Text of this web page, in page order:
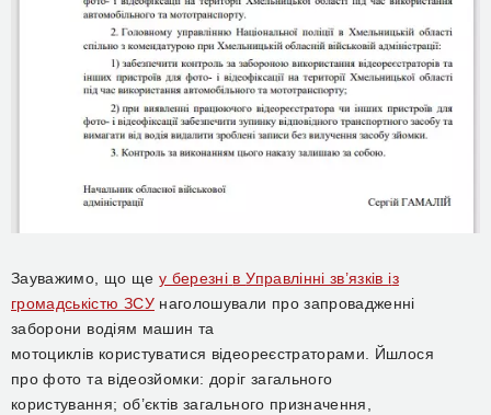
Зауважимо, що ще у березні вУправлінні зв’язків із
громадськістю ЗСУ наголошували про запровадженні
заборони водіям машин та
мотоциклів користуватися відеореєстраторами. Йшлося
профото та відеозйомки: доріг загального
користування; об’єктів загального призначення,